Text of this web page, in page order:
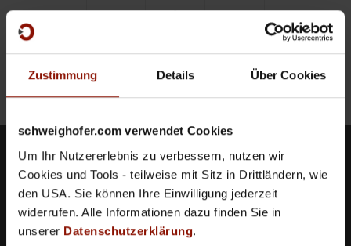
Zustimmung Details Über Cookies
schweighofer.com verwendet Cookies
Um Ihr Nutzererlebnis zu verbessern, nutzen wir
Cookies und Tools - teilweise mit Sitz in Drittländern, wie
den USA. Sie können Ihre Einwilligung jederzeit
widerrufen. Alle Informationen dazu finden Sie in
unserer Datenschutzerklärung.
Produkte
SCHWEIGHOFER CLOUD